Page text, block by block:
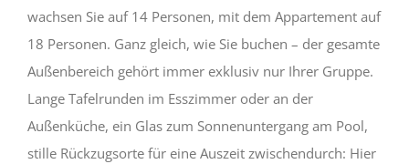
wachsen Sie auf 14 Personen, mit dem Appartement auf
18 Personen. Ganz gleich, wie Sie buchen – der gesamte
Außenbereich gehört immer exklusiv nur Ihrer Gruppe.
Lange Tafelrunden im Esszimmer oder an der
Außenküche, ein Glas zum Sonnenuntergang am Pool,
stille Rückzugsorte für eine Auszeit zwischendurch: Hier